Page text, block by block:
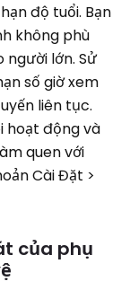
độ tuổi. Bạn
không phù
người lớn. Sử
số giờ xem
liên tục.
hoạt động và
quen với
Cài Đặt >
của phụ